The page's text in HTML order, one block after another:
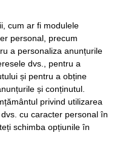
la rând, dar nu a
30.000 de euro
de oameni. Doi
urilor
cum ar fi modulele
personal, precum
a personaliza anunțurile
dvs., pentru a
și pentru a obține
și conținutul.
privind utilizarea
cu caracter personal în
schimba opțiunile în